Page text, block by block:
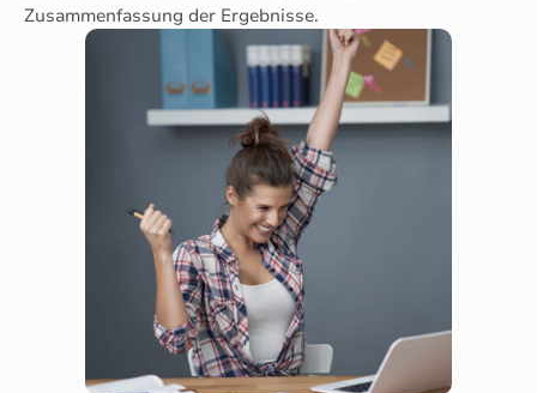
Zusammenfassung der Ergebnisse.